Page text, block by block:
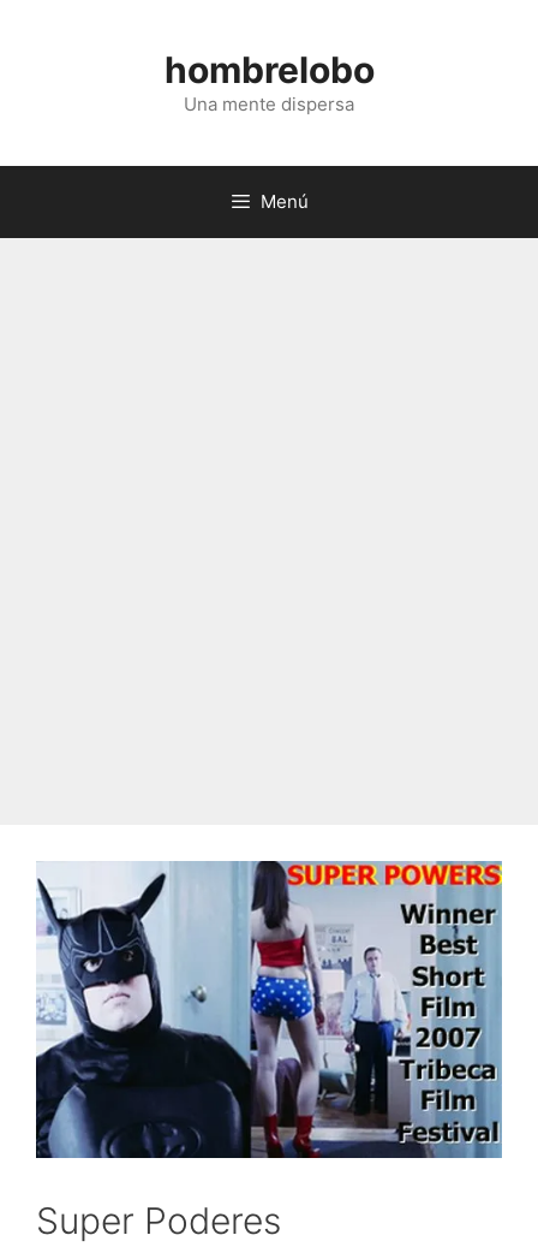
hombrelobo
Una mente dispersa
Menú
Super Poderes